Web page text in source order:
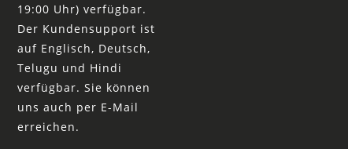
19:00 Uhr) verfügbar.
Der Kundensupport ist
auf Englisch, Deutsch,
Telugu und Hindi
verfügbar. Sie können
uns auch per E-Mail
erreichen.